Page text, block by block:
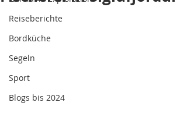
Reiseberichte
Bordküche
Segeln
Sport
Blogs bis 2024